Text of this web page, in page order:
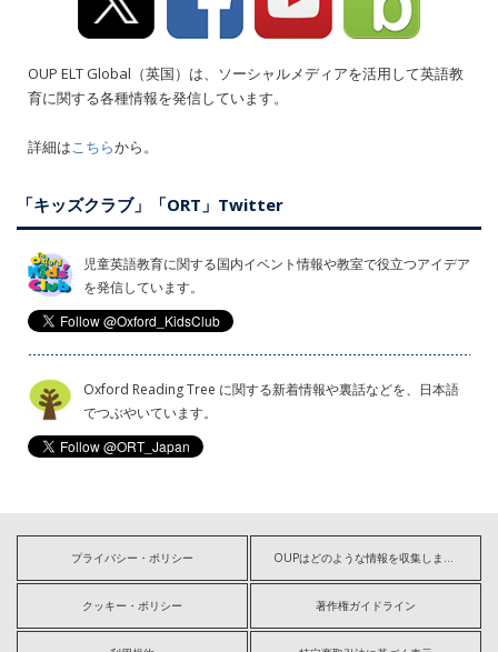
OUP ELT Global（英国）は、ソーシャルメディアを活用して英語教
育に関する各種情報を発信しています。
詳細はこちらから。
「キッズクラブ」「ORT」Twitter
児童英語教育に関する国内イベント情報や教室で役立つアイデア
を発信しています。
Oxford Reading Tree に関する新着情報や裏話などを、日本語
でつぶやいています。
プライバシー・ポリシー OUPはどのような情報を収集しますか?
クッキー・ポリシー 著作権ガイドライン